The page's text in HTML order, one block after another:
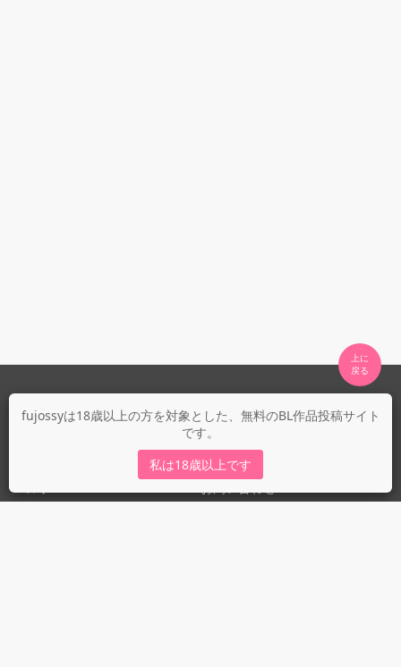
fujossyは18歳以上の方を対象とした、無料のBL作品投稿サイト
です。
私は18歳以上です
上に
fujossyについて
fujossy運営ブログ